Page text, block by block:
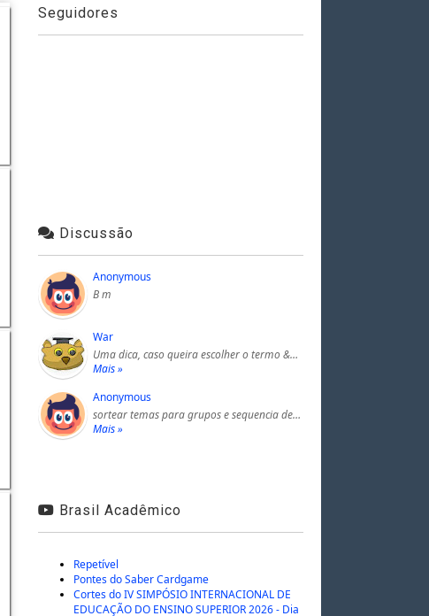
Seguidores
Discussão
Anonymous
B m
War
Uma dica, caso queira escolher o termo &…
Mais »
Anonymous
sortear temas para grupos e sequencia de…
Mais »
Brasil Acadêmico
Repetível
Pontes do Saber Cardgame
Cortes do IV SIMPÓSIO INTERNACIONAL DE
EDUCAÇÃO DO ENSINO SUPERIOR 2026 - Dia